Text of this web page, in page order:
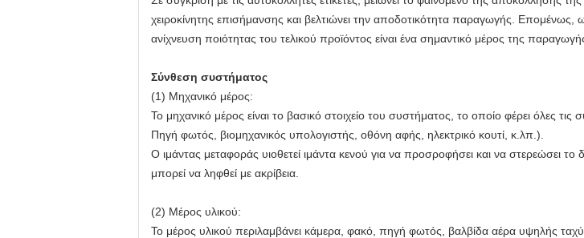
χειροκίνητης επισήμανσης και βελτιώνει την αποδοτικότητα παραγωγής.
ανίχνευση ποιότητας του τελικού προϊόντος είναι ένα σημαντικό μέρος της
Σύνθεση συστήματος
(1) Μηχανικό μέρος:
Το μηχανικό μέρος είναι το βασικό στοιχείο του συστήματος, το οποίο φέρει όλες τις
Πηγή φωτός, βιομηχανικός υπολογιστής, οθόνη αφής, ηλεκτρικό κουτί, κ.λπ.).
Ο ιμάντας μεταφοράς υιοθετεί ιμάντα κενού για να προσροφήσει και να στερεώσει
μπορεί να ληφθεί με ακρίβεια.
(2) Μέρος υλικού:
Το μέρος υλικού περιλαμβάνει κάμερα, φακό, πηγή φωτός, βαλβίδα αέρα υψηλής